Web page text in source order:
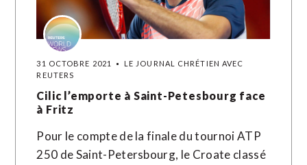
31 OCTOBRE 2021
LE JOURNAL CHRÉTIEN AVEC
REUTERS
Cilic l’emporte à Saint-Petesbourg face
à Fritz
Pour le compte de la finale du tournoi ATP
250 de Saint-Petersbourg, le Croate classé